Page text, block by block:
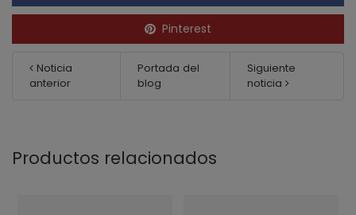
Pinterest
Noticia
anterior
Portada del
blog
Siguiente
noticia
Productos relacionados